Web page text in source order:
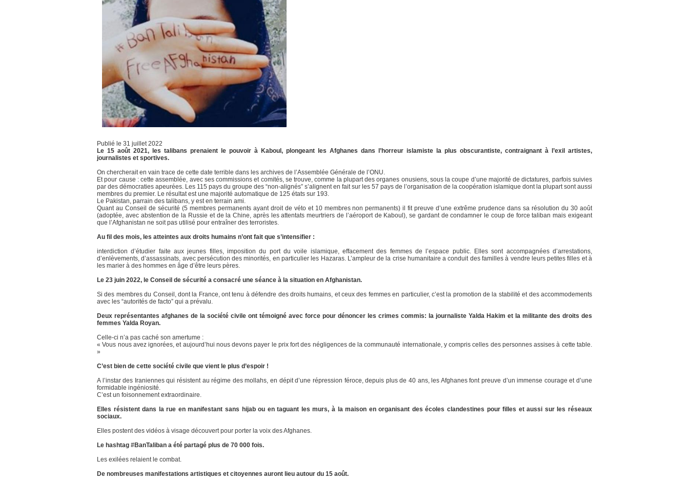
Publié le 31 juillet 2022
Le 15 août 2021, les talibans prenaient le pouvoir à Kaboul, plongeant les Afghanes dans l’horreur islamiste la plus obscurantiste, contraignant à l’exil artistes,
journalistes et sportives.
On chercherait en vain trace de cette date terrible dans les archives de l’Assemblée Générale de l’ONU.
Et pour cause : cette assemblée, avec ses commissions et comités, se trouve, comme la plupart des organes onusiens, sous la coupe d’une majorité de dictatures, parfois suivies
par des démocraties apeurées. Les 115 pays du groupe des “non-alignés” s’alignent en fait sur les 57 pays de l’organisation de la coopération islamique dont la plupart sont aussi
membres du premier. Le résultat est une majorité automatique de 125 états sur 193.
Le Pakistan, parrain des talibans, y est en terrain ami.
Quant au Conseil de sécurité (5 membres permanents ayant droit de véto et 10 membres non permanents) il fit preuve d’une extrême prudence dans sa résolution du 30 août
(adoptée, avec abstention de la Russie et de la Chine, après les attentats meurtriers de l’aéroport de Kaboul), se gardant de condamner le coup de force taliban mais exigeant
que l’Afghanistan ne soit pas utilisé pour entraîner des terroristes.
Au fil des mois, les atteintes aux droits humains n’ont fait que s’intensifier :
interdiction d’étudier faite aux jeunes filles, imposition du port du voile islamique, effacement des femmes de l’espace public. Elles sont accompagnées d’arrestations,
d’enlèvements, d’assassinats, avec persécution des minorités, en particulier les Hazaras. L’ampleur de la crise humanitaire a conduit des familles à vendre leurs petites filles et à
les marier à des hommes en âge d’être leurs pères.
Le 23 juin 2022, le Conseil de sécurité a consacré une séance à la situation en Afghanistan.
Si des membres du Conseil, dont la France, ont tenu à défendre des droits humains, et ceux des femmes en particulier, c’est la promotion de la stabilité et des accommodements
avec les “autorités de facto” qui a prévalu.
Deux représentantes afghanes de la société civile ont témoigné avec force pour dénoncer les crimes commis: la journaliste Yalda Hakim et la militante des droits des
femmes Yalda Royan.
Celle-ci n’a pas caché son amertume :
« Vous nous avez ignorées, et aujourd’hui nous devons payer le prix fort des négligences de la communauté internationale, y compris celles des personnes assises à cette table.
»
C’est bien de cette société civile que vient le plus d’espoir !
A l’instar des Iraniennes qui résistent au régime des mollahs, en dépit d’une répression féroce, depuis plus de 40 ans, les Afghanes font preuve d’un immense courage et d’une
formidable ingéniosité.
C’est un foisonnement extraordinaire.
Elles résistent dans la rue en manifestant sans hijab ou en taguant les murs, à la maison en organisant des écoles clandestines pour filles et aussi sur les réseaux
sociaux.
Elles postent des vidéos à visage découvert pour porter la voix des Afghanes.
Le hashtag #BanTaliban a été partagé plus de 70 000 fois.
Les exilées relaient le combat.
De nombreuses manifestations artistiques et citoyennes auront lieu autour du 15 août.